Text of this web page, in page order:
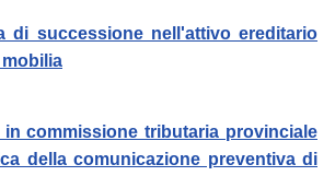
di successione nell'attivo ereditario
in commissione tributaria provinciale
della comunicazione preventiva di